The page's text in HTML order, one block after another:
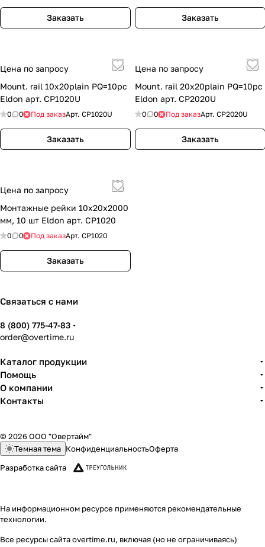
Заказать Заказать
Цена по запросу
Mount. rail 10x20plain PQ=10pc
Eldon арт. CP1020U
0 0 Под заказАрт. CP1020U
Заказать
Цена по запросу
Mount. rail 20x20plain PQ=10pc
Eldon арт. CP2020U
0 0 Под заказАрт. CP2020U
Заказать
Цена по запросу
Монтажные рейки 10x20х2000
мм, 10 шт Eldon арт. CP1020
0 0 Под заказАрт. CP1020
Заказать
Связаться с нами
8 (800) 775-47-83
order@overtime.ru
Каталог продукции
Помощь
О компании
Контакты
© 2026 ООО "Овертайм"
Темная тема КонфиденциальностьОферта
Разработка сайта
На информационном ресурсе применяются рекомендательные
технологии.
Все ресурсы сайта overtime.ru, включая (но не ограничиваясь)